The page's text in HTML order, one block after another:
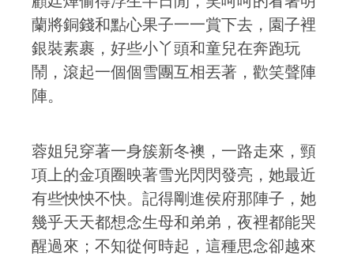
蘭將銅錢和點心果子一一賞下去，園子裡
銀裝素裹，好些小丫頭和童兒在奔跑玩
鬧，滾起一個個雪團互相丟著，歡笑聲陣
陣。
蓉姐兒穿著一身簇新冬襖，一路走來，頸
項上的金項圈映著雪光閃閃發亮，她最近
有些怏怏不快。記得剛進侯府那陣子，她
幾乎天天都想念生母和弟弟，夜裡都能哭
醒過來；不知從何時起，這種思念卻越來